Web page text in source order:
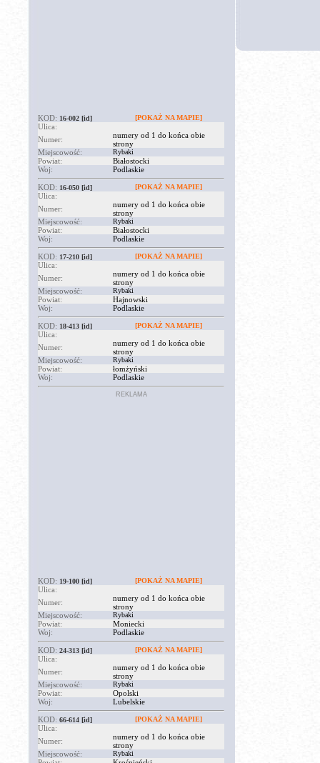
KOD: 16-002 [id] [POKAŻ NA MAPIE]
Ulica:
Numer:
numery od 1 do końca obie
strony
Miejscowość:
Rybaki
Powiat:
Białostocki
Woj:
Podlaskie
KOD: 16-050 [id] [POKAŻ NA MAPIE]
Ulica:
Numer:
numery od 1 do końca obie
strony
Miejscowość:
Rybaki
Powiat:
Białostocki
Woj:
Podlaskie
KOD: 17-210 [id] [POKAŻ NA MAPIE]
Ulica:
Numer:
numery od 1 do końca obie
strony
Miejscowość:
Rybaki
Powiat:
Hajnowski
Woj:
Podlaskie
KOD: 18-413 [id] [POKAŻ NA MAPIE]
Ulica:
Numer:
numery od 1 do końca obie
strony
Miejscowość:
Rybaki
Powiat:
łomżyński
Woj:
Podlaskie
REKLAMA
KOD: 19-100 [id] [POKAŻ NA MAPIE]
Ulica:
Numer:
numery od 1 do końca obie
strony
Miejscowość:
Rybaki
Powiat:
Moniecki
Woj:
Podlaskie
KOD: 24-313 [id] [POKAŻ NA MAPIE]
Ulica:
Numer:
numery od 1 do końca obie
strony
Miejscowość:
Rybaki
Powiat:
Opolski
Woj:
Lubelskie
KOD: 66-614 [id] [POKAŻ NA MAPIE]
Ulica:
Numer:
numery od 1 do końca obie
strony
Miejscowość:
Rybaki